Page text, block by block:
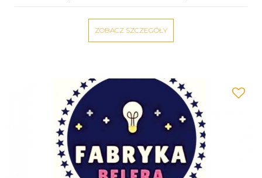
ZOBACZ SZCZEGÓŁY